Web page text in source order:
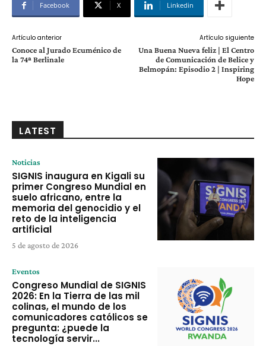
Facebook X Linkedin
Artículo anterior
Conoce al Jurado Ecuménico de
la 74ª Berlinale
Artículo siguiente
Una Buena Nueva feliz | El Centro
de Comunicación de Belice y
Belmopán: Episodio 2 | Inspiring
Hope
LATEST
Noticias
SIGNIS inaugura en Kigali su
primer Congreso Mundial en
suelo africano, entre la
memoria del genocidio y el
reto de la inteligencia
artificial
5 de agosto de 2026
Eventos
Congreso Mundial de SIGNIS
2026: En la Tierra de las mil
colinas, el mundo de los
comunicadores católicos se
pregunta: ¿puede la
tecnología servir...